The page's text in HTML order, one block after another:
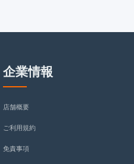
企業情報
店舗概要
ご利用規約
免責事項